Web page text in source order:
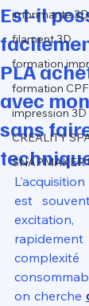
imprimante 3D
filament 3D
formation
formation CPF
impression 3D
CREALITY
SNAPMAKER
Est-il
PLA
avec
sans
est
on cherche